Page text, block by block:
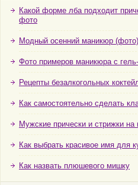
Какой форме лба подходит
фото
Модный осенний маникюр (фото)
Фото примеров маникюра с
Рецепты безалкогольных
Как самостоятельно сделать
Мужские прически и стрижки
Как выбрать красивое имя для
Как назвать плюшевого мишку